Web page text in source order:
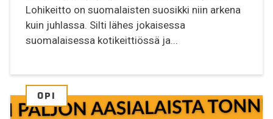
Lohikeitto on suomalaisten suosikki niin arkena
kuin juhlassa. Silti lähes jokaisessa
suomalaisessa kotikeittiössä ja...
OPI